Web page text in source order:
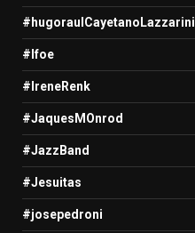
#hugoraulCayetanoLazzarini
#Ifoe
#IreneRenk
#JaquesMOnrod
#JazzBand
#Jesuitas
#josepedroni